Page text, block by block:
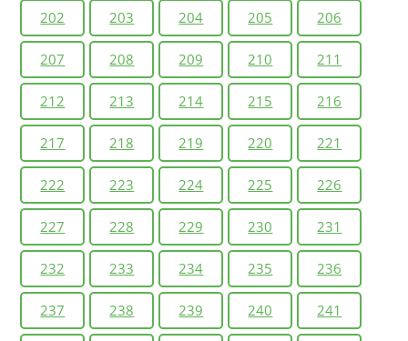
202 203 204 205 206
207 208 209 210 211
212 213 214 215 216
217 218 219 220 221
222 223 224 225 226
227 228 229 230 231
232 233 234 235 236
237 238 239 240 241